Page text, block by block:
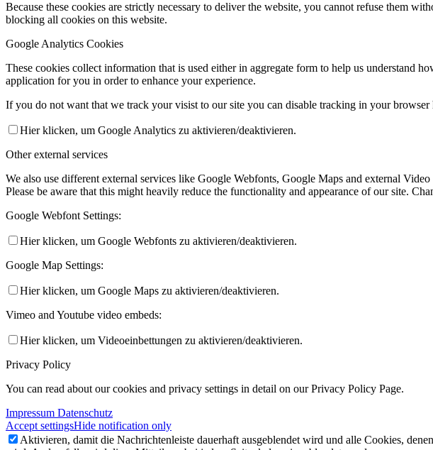
Because these cookies are strictly necessary to deliver the website, you cannot refuse them
blocking all cookies on this website.
Google Analytics Cookies
These cookies collect information that is used either in aggregate form to help us understand
application for you in order to enhance your experience.
If you do not want that we track your visist to our site you can disable tracking in your browser
Hier klicken, um Google Analytics zu aktivieren/deaktivieren.
Other external services
We also use different external services like Google Webfonts, Google Maps and external
Please be aware that this might heavily reduce the functionality and appearance of our site.
Google Webfont Settings:
Hier klicken, um Google Webfonts zu aktivieren/deaktivieren.
Google Map Settings:
Hier klicken, um Google Maps zu aktivieren/deaktivieren.
Vimeo and Youtube video embeds:
Hier klicken, um Videoeinbettungen zu aktivieren/deaktivieren.
Privacy Policy
You can read about our cookies and privacy settings in detail on our Privacy Policy Page.
Impressum Datenschutz
Accept settingsHide notification only
Aktivieren, damit die Nachrichtenleiste dauerhaft ausgeblendet wird und alle Cookies,